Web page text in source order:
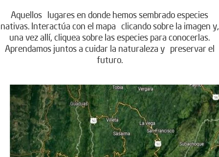
Aquellos lugares en donde hemos sembrado especies
nativas. Interactúa con el mapa clicando sobre la imagen y,
una vez allí, cliquea sobre las especies para conocerlas.
Aprendamos juntos a cuidar la naturaleza y preservar el
futuro.